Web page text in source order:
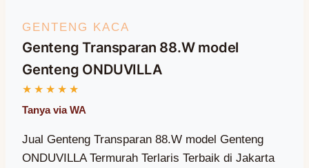
GENTENG KACA
Genteng Transparan 88.W model
Genteng ONDUVILLA
Jual Genteng Transparan 88.W model Genteng
ONDUVILLA Termurah Terlaris Terbaik di Jakarta